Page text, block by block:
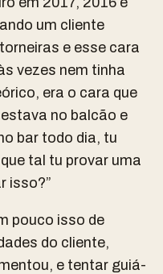
um cliente
e esse cara
vezes nem tinha
era o cara que
no balcão e
bar todo dia, tu
tal tu provar uma
isso?”
pouco isso de
do cliente,
e tentar guiá-